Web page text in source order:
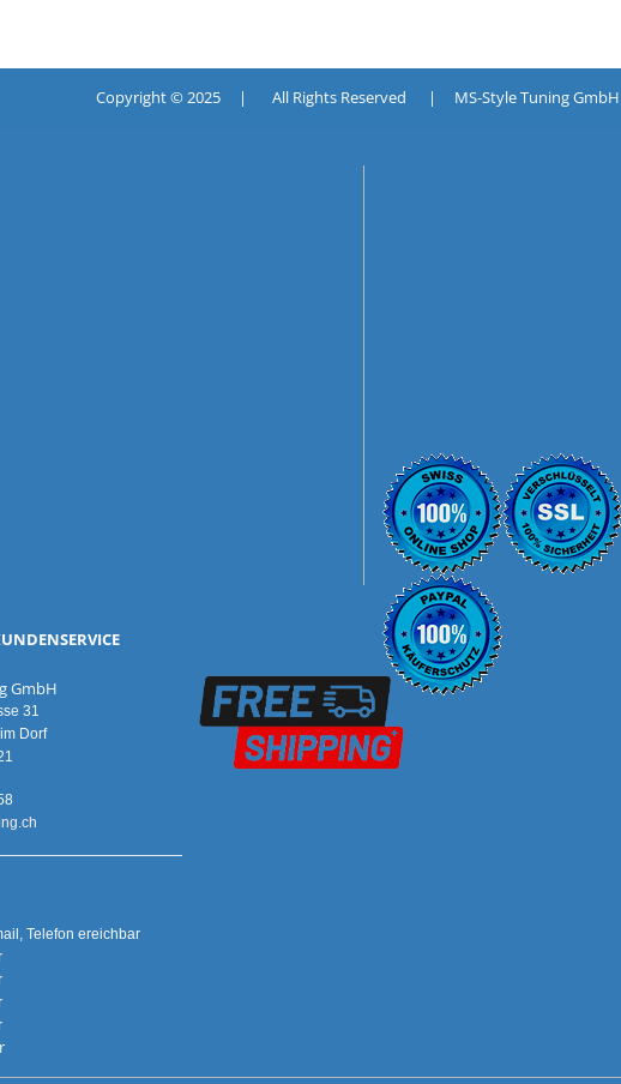
Copyright © 2025 | All Rights Reserved | MS-Style Tuning GmbH
GmbH
31
Dorf
Telefon ereichbar
Uhr
Uhr